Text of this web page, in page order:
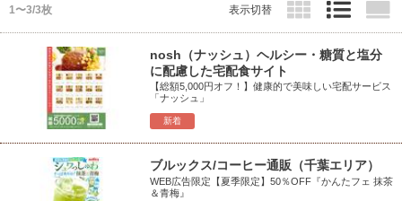
1〜3/3枚 表示切替
新着
nosh（ナッシュ）ヘルシー・糖質と塩分
に配慮した宅配食サイト
【総額5,000円オフ！】健康的で美味しい宅配サービス
「ナッシュ」
ブルックス/コーヒー通販（千葉エリア）
WEB広告限定【夏季限定】50％OFF『かんたフェ 抹茶
＆青梅』